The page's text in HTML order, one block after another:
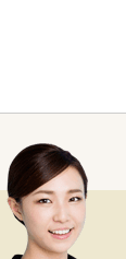
全体での定期
も積極的な事
あってもス
特徴について】
県を中心に東
薬局事業だけ
も積極的な店